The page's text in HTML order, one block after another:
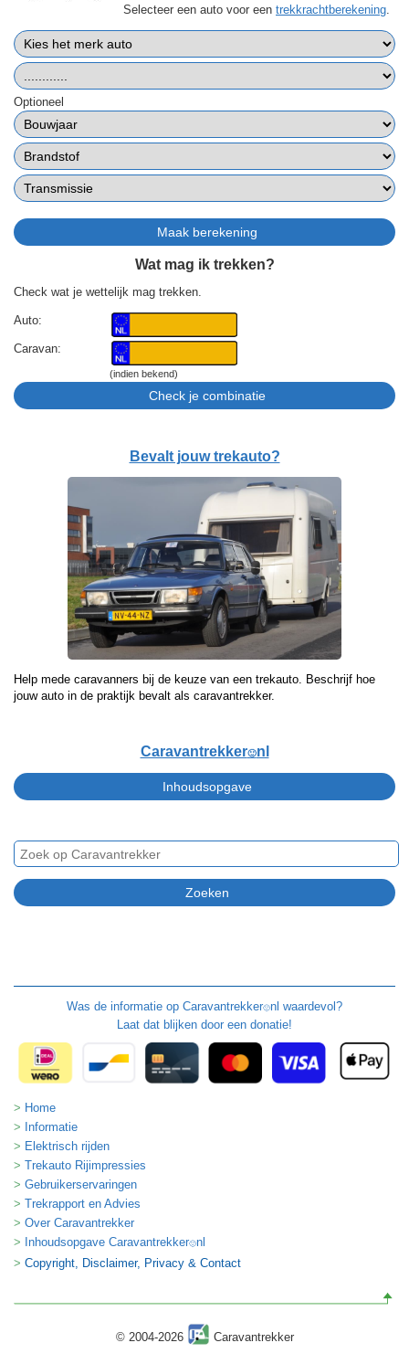
Selecteer een auto voor een trekkrachtberekening
Optioneel
Wat mag ik trekken?
Check wat je wettelijk mag trekken.
Auto:
Caravan:
(indien bekend)
Bevalt jouw trekauto?
Help mede caravanners bij de keuze van een trekauto. Beschrijf hoe
jouw auto in de praktijk bevalt als caravantrekker.
Caravantrekker🙂nl
Was de informatie op Caravantrekker🙂nl waardevol?
Laat dat blijken door een donatie!
Home
Informatie
Elektrisch rijden
Trekauto Rijimpressies
Gebruikerservaringen
Trekrapport en Advies
Over Caravantrekker
Inhoudsopgave Caravantrekker🙂nl
Copyright, Disclaimer, Privacy & Contact
© 2004-2026 Caravantrekker